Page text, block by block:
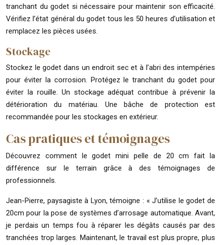
tranchant du godet si nécessaire pour maintenir son efficacité.
Vérifiez l’état général du godet tous les 50 heures d’utilisation et
remplacez les pièces usées.
Stockage
Stockez le godet dans un endroit sec et à l’abri des intempéries
pour éviter la corrosion. Protégez le tranchant du godet pour
éviter la rouille. Un stockage adéquat contribue à prévenir la
détérioration du matériau. Une bâche de protection est
recommandée pour les stockages en extérieur.
Cas pratiques et témoignages
Découvrez comment le godet mini pelle de 20 cm fait la
différence sur le terrain grâce à des témoignages de
professionnels.
Jean-Pierre, paysagiste à Lyon, témoigne : « J’utilise le godet de
20cm pour la pose de systèmes d’arrosage automatique. Avant,
je perdais un temps fou à réparer les dégâts causés par des
tranchées trop larges. Maintenant, le travail est plus propre, plus